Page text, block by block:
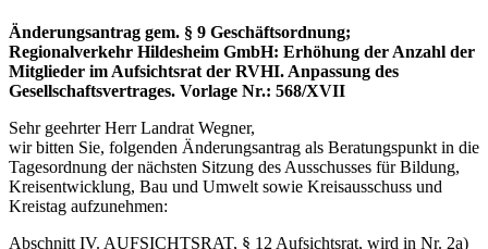
Änderungsantrag gem. § 9 Geschäftsordnung;
Regionalverkehr Hildesheim GmbH: Erhöhung der Anzahl der
Mitglieder im Aufsichtsrat der RVHI. Anpassung des
Gesellschaftsvertrages. Vorlage Nr.: 568/XVII
Sehr geehrter Herr Landrat Wegner,
wir bitten Sie, folgenden Änderungsantrag als Beratungspunkt in die
Tagesordnung der nächsten Sitzung des Ausschusses für Bildung,
Kreisentwicklung, Bau und Umwelt sowie Kreisausschuss und
Kreistag aufzunehmen:
Abschnitt IV. AUFSICHTSRAT, § 12 Aufsichtsrat, wird in Nr. 2a)